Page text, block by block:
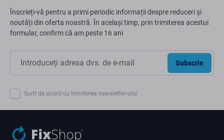
Înscrieți-vă pentru a primi periodic informații despre reduceri și
noutăți din oferta noastră. În același timp, prin trimiterea acestui
formular, confirm că am peste 16 ani
Subscrie
Sunt de acord cu trimiterea newsletter-ului